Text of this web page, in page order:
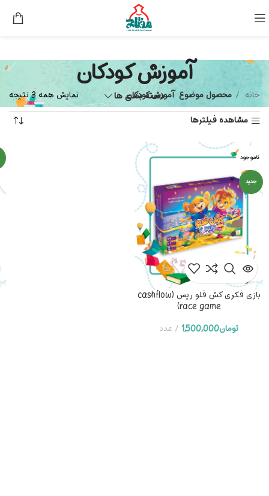
آموزش کودکان
دسته بندی ها خانه محصول موضوع آموزش کودکان
نمایش همه 3 نتیجه
مشاهده فیلترها
ناموجود
جدید
بازی فکری کش فلو ریس (cashflow
race game)
تومان1,500,000 عدد